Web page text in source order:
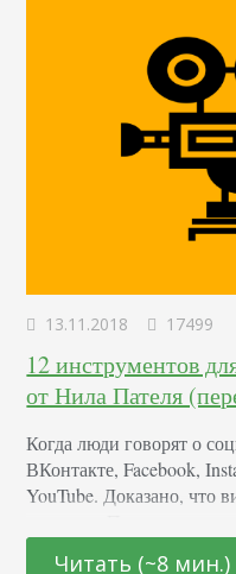
13.11.2018 17499
12 инструментов
от Нила Пателя
Когда люди говорят о
ВКонтакте, Facebook,
YouTube. Доказано, что
бизнеса, медийная
Читать (~8 мин.)